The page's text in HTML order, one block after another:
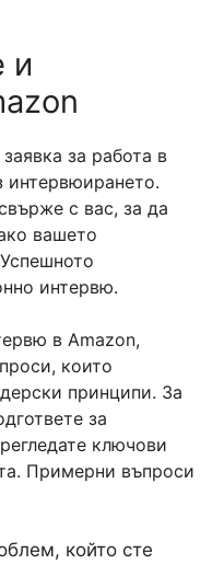
и
за работа в
интервюирането.
с вас, за да
вашето
интервю.
в Amazon,
които
принципи. За
за
ключови
Примерни въпроси
който сте